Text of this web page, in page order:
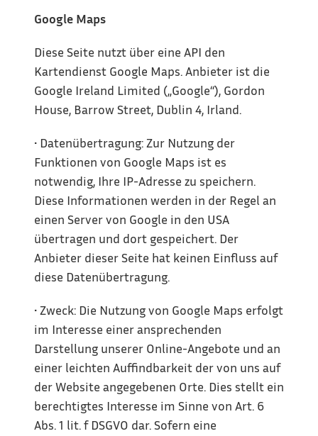
Google Maps
Diese Seite nutzt über eine API den
Kartendienst Google Maps. Anbieter ist die
Google Ireland Limited („Google“), Gordon
House, Barrow Street, Dublin 4, Irland.
• Datenübertragung: Zur Nutzung der
Funktionen von Google Maps ist es
notwendig, Ihre IP-Adresse zu speichern.
Diese Informationen werden in der Regel an
einen Server von Google in den USA
übertragen und dort gespeichert. Der
Anbieter dieser Seite hat keinen Einfluss auf
diese Datenübertragung.
• Zweck: Die Nutzung von Google Maps erfolgt
im Interesse einer ansprechenden
Darstellung unserer Online-Angebote und an
einer leichten Auffindbarkeit der von uns auf
der Website angegebenen Orte. Dies stellt ein
berechtigtes Interesse im Sinne von Art. 6
Abs. 1 lit. f DSGVO dar. Sofern eine